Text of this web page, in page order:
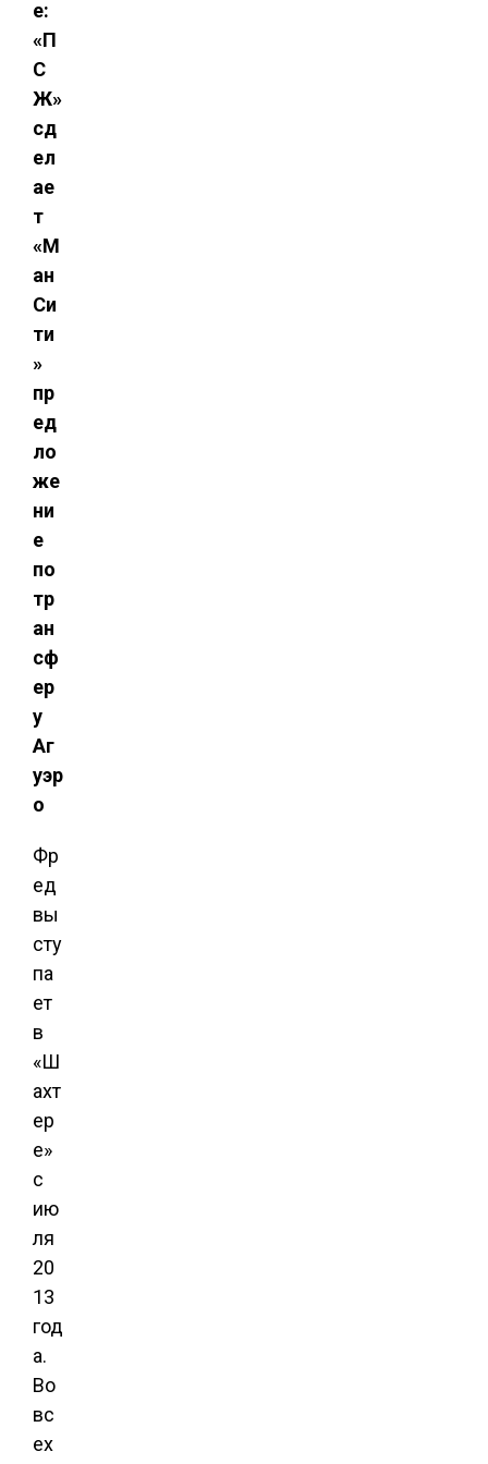
е:
«П
С
Ж»
сд
ел
ае
т
«М
ан
Си
ти
»
пр
ед
ло
же
ни
е
по
тр
ан
сф
ер
у
Аг
уэр
о
Фр
ед
вы
сту
па
ет
в
«Ш
ахт
ер
е»
с
ию
ля
20
13
год
а.
Во
вс
ех